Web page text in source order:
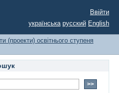
та другого
Ввійти
українська русский English
(проекти) освітнього ступеня